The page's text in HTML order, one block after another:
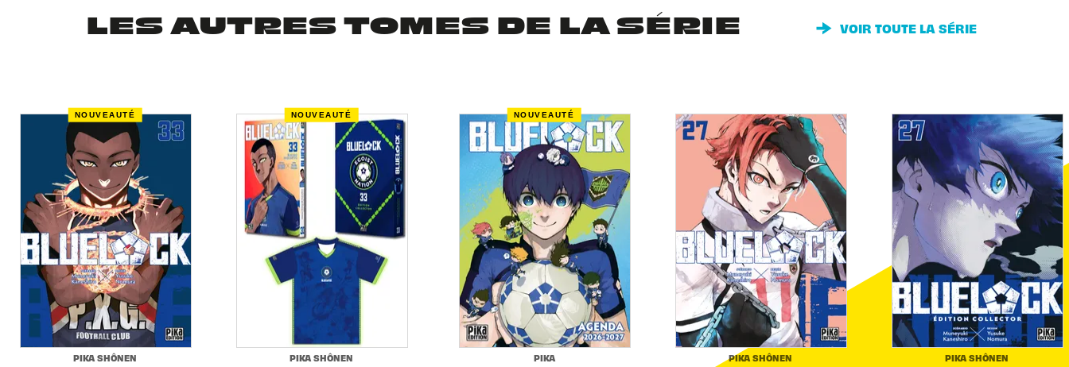
LES AUTRES TOMES DE LA SÉRIE VOIR TOUTE LA SÉRIE
NOUVEAUTÉ
PIKA SHÔNEN
NOUVEAUTÉ
PIKA SHÔNEN
NOUVEAUTÉ
PIKA PIKA SHÔNEN PIKA SHÔNEN